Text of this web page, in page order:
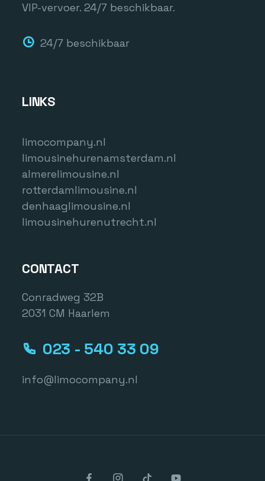
VIP-vervoer. 24/7 beschikbaar.
24/7 beschikbaar
LINKS
limocompany.nl
limousinehurenamsterdam.nl
almerelimousine.nl
rotterdamlimousine.nl
denhaaglimousine.nl
limousinehurenutrecht.nl
CONTACT
Conradweg 32B
2031 CM Haarlem
023 - 540 33 09
info@limocompany.nl